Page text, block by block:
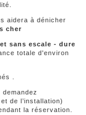
aidera à dénicher
cher
sans escale - dure
totale d'environ
.
de l’installation)
la réservation.